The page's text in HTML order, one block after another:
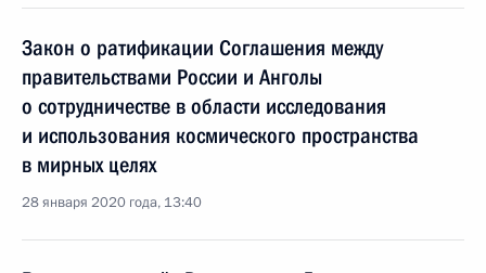
Закон о ратификации Соглашения между
правительствами России и Анголы
о сотрудничестве в области исследования
и использования космического пространства
в мирных целях
28 января 2020 года, 13:40